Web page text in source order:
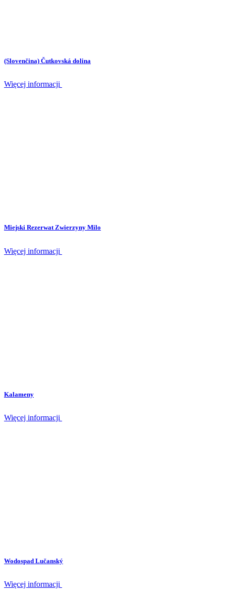
(Slovenčina) Čutkovská dolina
Więcej informacji
Miejski Rezerwat Zwierzyny Milo
Więcej informacji
Kalameny
Więcej informacji
Wodospad Lučanský
Więcej informacji